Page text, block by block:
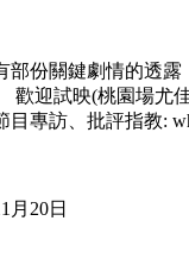
部份關鍵劇情的透露
歡迎試映(桃園場尤
專訪、批評指教:
月20日